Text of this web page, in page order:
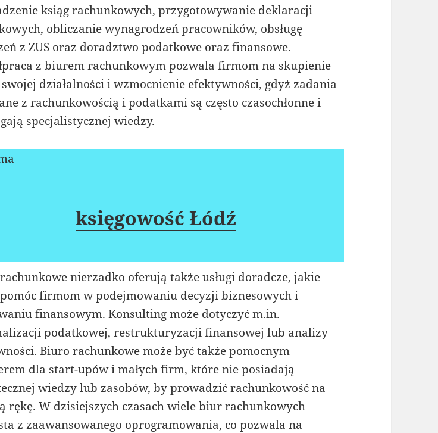
ksiąg rachunkowych, przygotowywanie deklaracji
obliczanie wynagrodzeń pracowników, obsługę
z ZUS oraz doradztwo podatkowe oraz finansowe.
z biurem rachunkowym pozwala firmom na skupienie
swojej działalności i wzmocnienie efektywności, gdyż zadania
z rachunkowością i podatkami są często czasochłonne i
specjalistycznej wiedzy.
księgowość Łódź
nierzadko oferują także usługi doradcze, jakie
firmom w podejmowaniu decyzji biznesowych i
finansowym. Konsulting może dotyczyć m.in.
podatkowej, restrukturyzacji finansowej lub analizy
Biuro rachunkowe może być także pomocnym
dla start-upów i małych firm, które nie posiadają
wiedzy lub zasobów, by prowadzić rachunkowość na
rękę. W dzisiejszych czasach wiele biur rachunkowych
z zaawansowanego oprogramowania, co pozwala na